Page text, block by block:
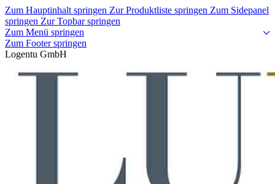
Zum Hauptinhalt springen Zur Produktliste springen Zum Sidepanel
springen Zur Topbar springen
Zum Menü springen
Zum Footer springen
Logentu GmbH